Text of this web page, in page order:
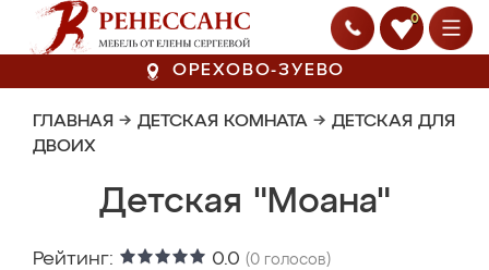
0
ОРЕХОВО-ЗУЕВО
ГЛАВНАЯ → ДЕТСКАЯ КОМНАТА → ДЕТСКАЯ ДЛЯ
ДВОИХ
Детская "Моана"
Рейтинг: 0.0 (0 голосов)